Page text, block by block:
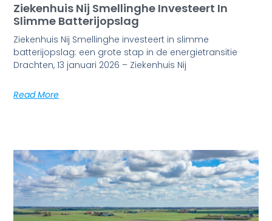
Ziekenhuis Nij Smellinghe Investeert In
Slimme Batterijopslag
Ziekenhuis Nij Smellinghe investeert in slimme
batterijopslag: een grote stap in de energietransitie
Drachten, 13 januari 2026 – Ziekenhuis Nij
Read More